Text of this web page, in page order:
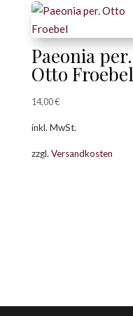
Paeonia per.
Otto Froebel
14,00€
inkl. MwSt.
zzgl.Versandkosten